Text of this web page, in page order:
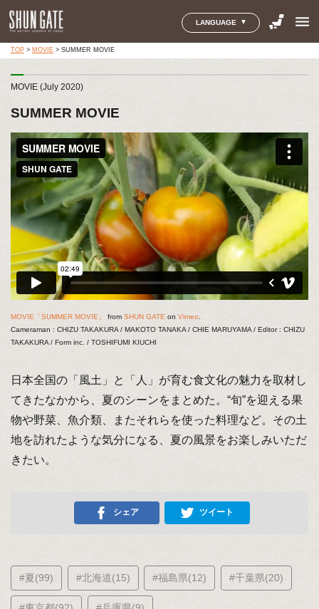
LANGUAGE menu
TOP> MOVIE> SUMMER MOVIE
MOVIE (July 2020)
SUMMER MOVIE
MOVIE「SUMMER MOVIE」 from SHUN GATEon Vimeo.
Cameraman : CHIZU TAKAKURA / MAKOTO TANAKA / CHIE MARUYAMA / Editor : CHIZU
TAKAKURA / Form inc. / TOSHIFUMI KIUCHI
日本全国の「風土」と「人」が育む食文化の魅力を取材し
てきたなかから、夏のシーンをまとめた。“旬”を迎える果
物や野菜、魚介類、またそれらを使った料理など。その土
地を訪れたような気分になる、夏の風景をお楽しみいただ
きたい。
シェア ツイート
#夏(99) #北海道(15) #福島県(12) #千葉県(20)